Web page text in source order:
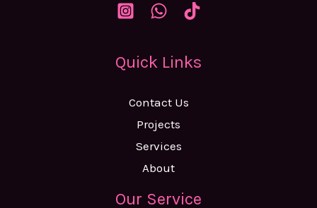
Quick Links
Contact Us
Projects
Services
About
Our Service